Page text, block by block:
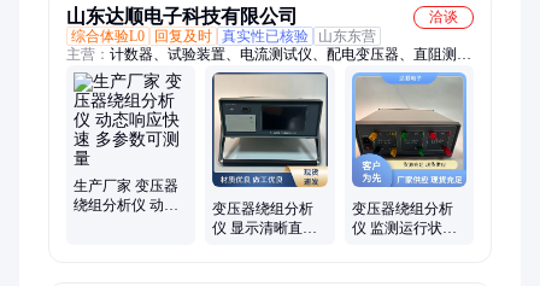
山东达顺电子科技有限公司
洽谈
综合体验L0
回复及时 真实性已核验
山东东营
主营： 计数器、试验装置、电流测试仪、配电变压器、直阻测试
仪、保护器测试仪、接地电阻测试仪、短路阻抗测试仪
生产厂家 变压器
绕组分析仪 动态
变压器绕组分析
仪 显示清晰直观
变压器绕组分析
仪 监测运行状态